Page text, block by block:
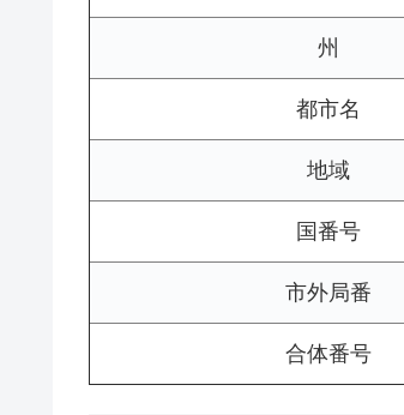
州
都市名
地域
国番号
市外局番
合体番号